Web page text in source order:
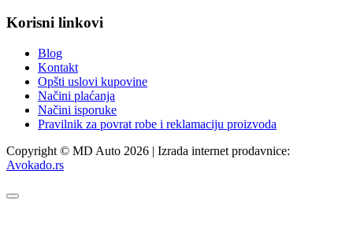
Korisni linkovi
Blog
Kontakt
Opšti uslovi kupovine
Načini plaćanja
Načini isporuke
Pravilnik za povrat robe i reklamaciju proizvoda
Copyright © MD Auto 2026 | Izrada internet prodavnice:
Avokado.rs